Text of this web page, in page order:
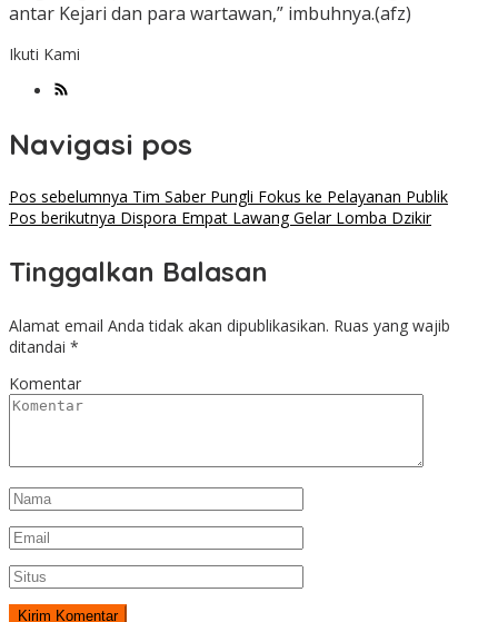
antar Kejari dan para wartawan,” imbuhnya.(afz)
Ikuti Kami
Navigasi pos
Pos sebelumnya Tim Saber Pungli Fokus ke Pelayanan Publik
Pos berikutnya Dispora Empat Lawang Gelar Lomba Dzikir
Tinggalkan Balasan
Alamat email Anda tidak akan dipublikasikan. Ruas yang wajib
ditandai *
Komentar